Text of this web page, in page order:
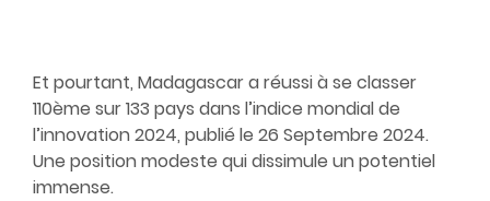
Et pourtant, Madagascar a réussi à se classer
110ème sur 133 pays dans l’indice mondial de
l’innovation 2024, publié le 26 Septembre 2024.
Une position modeste qui dissimule un potentiel
immense.